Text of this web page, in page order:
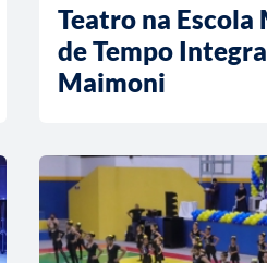
Teatro na
de Tempo
Maimoni